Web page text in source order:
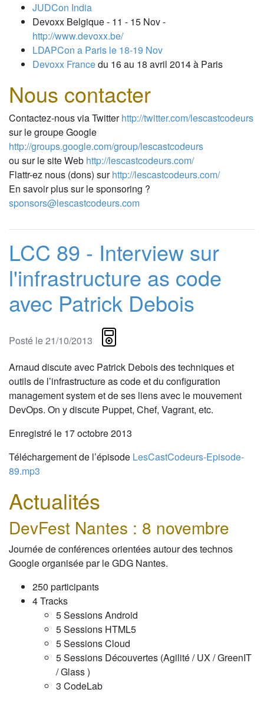
JUDCon India
Devoxx Belgique - 11 - 15 Nov -
http://www.devoxx.be/
LDAPCon a Paris le 18-19 Nov
Devoxx Francedu 16 au 18 avril 2014 à Paris
Nous contacter
Contactez-nous via Twitterhttp://twitter.com/lescastcodeurs
sur le groupe Google
http://groups.google.com/group/lescastcodeurs
ou sur le site Web http://lescastcodeurs.com/
Flattr-ez nous (dons) surhttp://lescastcodeurs.com/
En savoir plus sur le sponsoring ?
sponsors@lescastcodeurs.com
LCC 89 - Interview sur
l'infrastructure as code
avec Patrick Debois
Posté le 21/10/2013
Arnaud discute avec Patrick Debois des techniques et
outils de l’infrastructure as code et du configuration
management system et de ses liens avec le mouvement
DevOps. On y discute Puppet, Chef, Vagrant, etc.
Enregistré le 17 octobre 2013
Téléchargement de l’épisode LesCastCodeurs-Episode-
89.mp3
Actualités
DevFest Nantes : 8 novembre
Journée de conférences orientées autour des technos
Google organisée par le GDG Nantes.
250 participants
4 Tracks
5 Sessions Android
5 Sessions HTML5
5 Sessions Cloud
5 Sessions Découvertes (Agilité / UX / GreenIT
/ Glass )
3 CodeLab